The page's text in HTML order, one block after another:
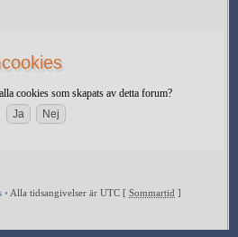
cookies som skapats av detta forum?
• Alla tidsangivelser är UTC [ Sommartid ]